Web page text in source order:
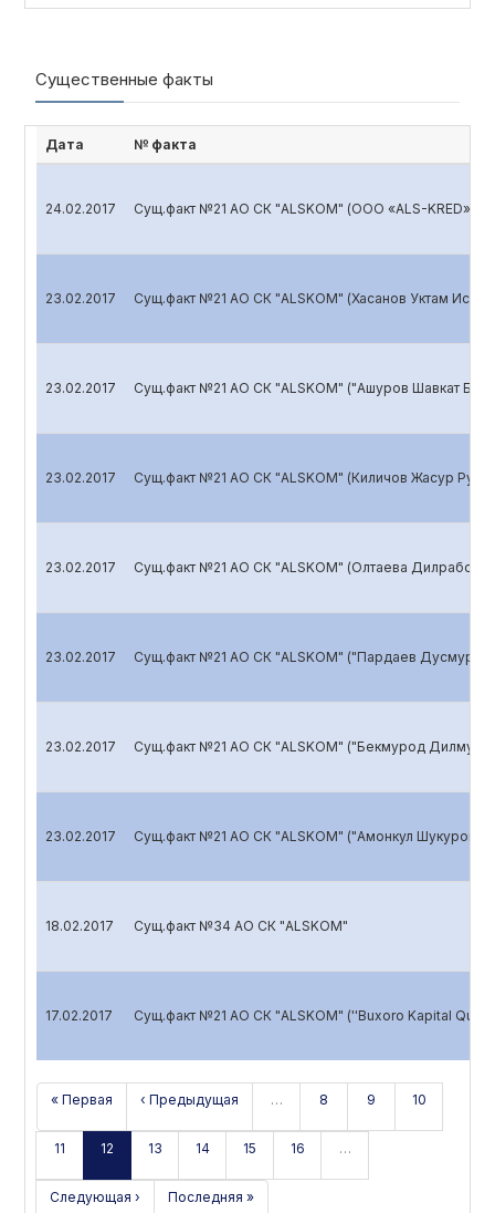
Существенные факты
Дата № факта
24.02.2017 Сущ.факт №21 АО СК "ALSKOM" (ООО «ALS-KRED»)
23.02.2017 Сущ.факт №21 АО СК "ALSKOM" (Хасанов Уктам
23.02.2017 Сущ.факт №21 АО СК "ALSKOM" ("Ашуров Шавкат
23.02.2017 Сущ.факт №21 АО СК "ALSKOM" (Киличов Жасур
23.02.2017 Сущ.факт №21 АО СК "ALSKOM" (Олтаева Дилрабо
23.02.2017 Сущ.факт №21 АО СК "ALSKOM" ("Пардаев
23.02.2017 Сущ.факт №21 АО СК "ALSKOM" ("Бекмурод
23.02.2017 Сущ.факт №21 АО СК "ALSKOM" ("Амонкул Шукуров"
18.02.2017 Сущ.факт №34 АО СК "ALSKOM"
17.02.2017 Сущ.факт №21 АО СК "ALSKOM" (''Buxoro Kapital
« Первая ‹ Предыдущая … 8 9 10
11 12 13 14 15 16 …
Следующая › Последняя »